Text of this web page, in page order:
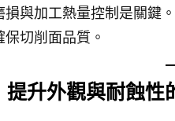
與加工熱量控制是關鍵
切削面品質。
升外觀與耐蝕性